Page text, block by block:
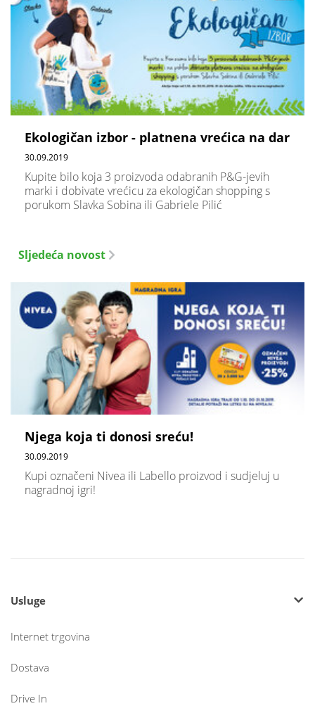
Ekologičan izbor - platnena vrećica na dar
30.09.2019
Kupite bilo koja 3 proizvoda odabranih P&G-jevih
marki i dobivate vrećicu za ekologičan shopping s
porukom Slavka Sobina ili Gabriele Pilić
Sljedeća novost
Njega koja ti donosi sreću!
30.09.2019
Kupi označeni Nivea ili Labello proizvod i sudjeluj u
nagradnoj igri!
Usluge
Internet trgovina
Dostava
Drive In